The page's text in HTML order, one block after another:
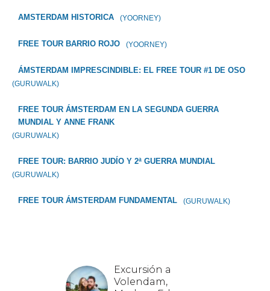
AMSTERDAM HISTORICA (YOORNEY)
FREE TOUR BARRIO ROJO (YOORNEY)
ÁMSTERDAM IMPRESCINDIBLE: EL FREE TOUR #1 DE OSO
(GURUWALK)
FREE TOUR ÁMSTERDAM EN LA SEGUNDA GUERRA
MUNDIAL Y ANNE FRANK
(GURUWALK)
FREE TOUR: BARRIO JUDÍO Y 2ª GUERRA MUNDIAL
(GURUWALK)
FREE TOUR ÁMSTERDAM FUNDAMENTAL (GURUWALK)